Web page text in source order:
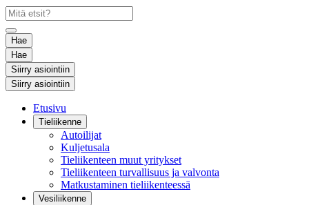
Hae
Hae
Siirry asiointiin
Siirry asiointiin
Etusivu
Tieliikenne
Autoilijat
Kuljetusala
Tieliikenteen muut yritykset
Tieliikenteen turvallisuus ja valvonta
Matkustaminen tieliikenteessä
Vesiliikenne